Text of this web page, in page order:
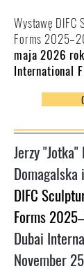
Wystawę DIFC
Forms
maja 2026
International
Jerzy
Domagalska
DIFC
Forms
Dubai
November